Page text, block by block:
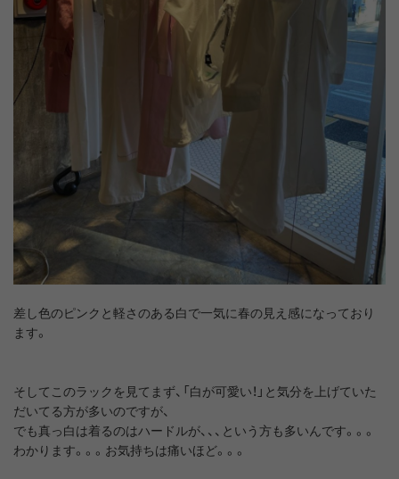
差し色のピンクと軽さのある白で一気に春の見え感になっており
ます。
そしてこのラックを見てまず、「白が可愛い！」と気分を上げていた
だいてる方が多いのですが、
でも真っ白は着るのはハードルが、、、という方も多いんです。。。
わかります。。。お気持ちは痛いほど。。。